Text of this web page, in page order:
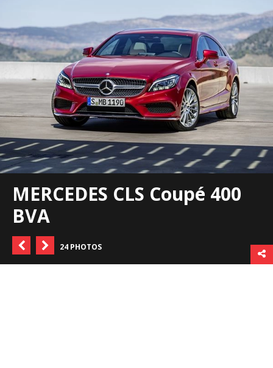
MERCEDES CLS Coupé 400
BVA
24 PHOTOS